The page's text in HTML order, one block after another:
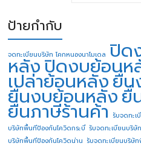
ป้ายกำกับ
จดทะเบียนบริษัท โคกหนองนาโมเดล ปิด
หลังปิดงบย้อนห
เปล่าย้อนหลังยื่น
ยื่นงบย้อนหลังยื่
ยื่นภาษีร้านค้า รับจดทะ
บริษัทพื้นทีป้องกันโควิดกระบี่ รับจดทะเบียนบริ
บริษัทพื้นทีป้องกันโควิดน่าน รับจดทะเบียนบริษั